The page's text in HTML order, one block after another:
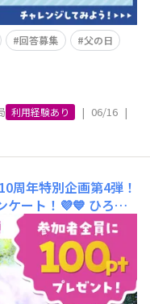
回答募集
父の日
利用経験あり | 06/16 |
周年特別企画第4弾！
ケート！💜💙 ひろと
務局です😊6月に入
えてきましたね☀️💦
日も多いですが、こ
ちで見かけるのがあじ
に咲き始めるころでし